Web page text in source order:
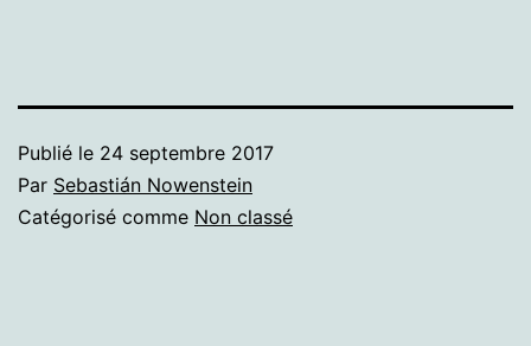
Publié le 24 septembre 2017
Par Sebastián Nowenstein
Catégorisé comme Non classé